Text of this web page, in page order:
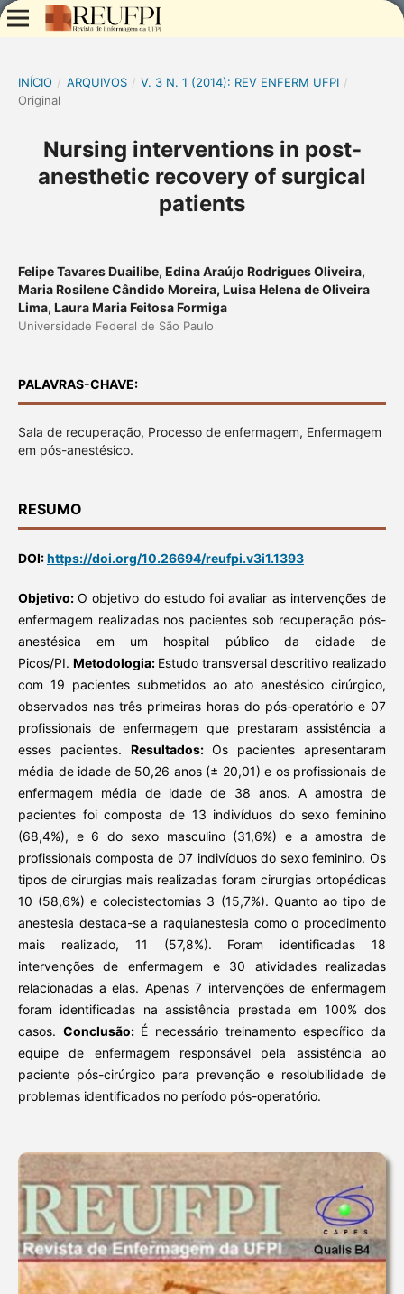
INÍCIO / ARQUIVOS / V. 3 N. 1 (2014): REV ENFERM UFPI /
Original
Nursing interventions in post-
anesthetic recovery of surgical
patients
Felipe Tavares Duailibe, Edina Araújo Rodrigues Oliveira,
Maria Rosilene Cândido Moreira, Luisa Helena de Oliveira
Lima, Laura Maria Feitosa Formiga
Universidade Federal de São Paulo
PALAVRAS-CHAVE:
Sala de recuperação, Processo de enfermagem, Enfermagem
em pós-anestésico.
RESUMO
DOI:https://doi.org/10.26694/reufpi.v3i1.1393
Objetivo:O objetivo do estudo foi avaliar as intervenções de
enfermagem realizadas nos pacientes sob recuperação pós-
anestésica em um hospital público da cidade de
Picos/PI. Metodologia: Estudo transversal descritivo realizado
com 19 pacientes submetidos ao ato anestésico cirúrgico,
observados nas três primeiras horas do pós-operatório e 07
profissionais de enfermagem que prestaram assistência a
esses pacientes. Resultados:Os pacientes apresentaram
média de idade de 50,26 anos (± 20,01) e os profissionais de
enfermagem média de idade de 38 anos. A amostra de
pacientes foi composta de 13 indivíduos do sexo feminino
(68,4%), e 6 do sexo masculino (31,6%) e a amostra de
profissionais composta de 07 indivíduos do sexo feminino. Os
tipos de cirurgias mais realizadas foram cirurgias ortopédicas
10 (58,6%) e colecistectomias 3 (15,7%). Quanto ao tipo de
anestesia destaca-se a raquianestesia como o procedimento
mais realizado, 11 (57,8%). Foram identificadas 18
intervenções de enfermagem e 30 atividades realizadas
relacionadas a elas. Apenas 7 intervenções de enfermagem
foram identificadas na assistência prestada em 100% dos
casos. Conclusão: É necessário treinamento específico da
equipe de enfermagem responsável pela assistência ao
paciente pós-cirúrgico para prevenção e resolubilidade de
problemas identificados no período pós-operatório.